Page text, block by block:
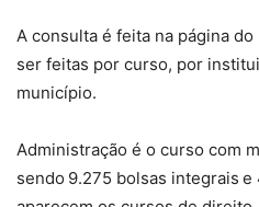
A consulta é feita na página
ser feitas por curso, por
município.
Administração é o curso com
sendo 9.275 bolsas integrais